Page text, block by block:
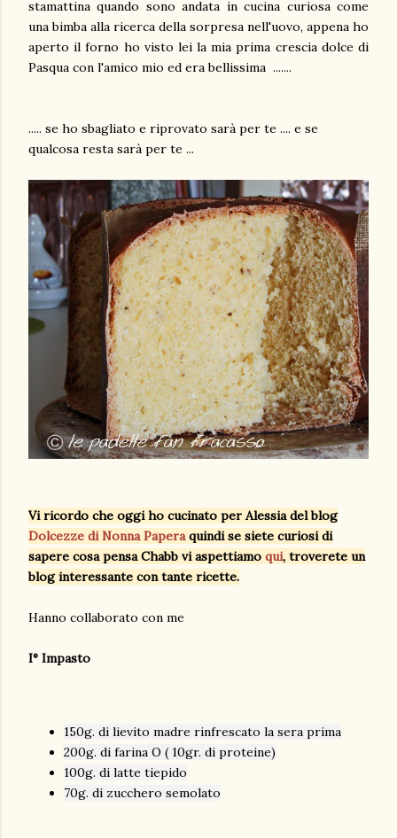
stamattina quando sono andata in cucina curiosa come
una bimba alla ricerca della sorpresa nell'uovo, appena ho
aperto il forno ho visto lei la mia prima crescia dolce di
Pasqua con l'amico mio ed era bellissima .......
..... se ho sbagliato e riprovato sarà per te .... e se
qualcosa resta sarà per te ...
Vi ricordo che oggi ho cucinato per Alessia del blog
Dolcezze di Nonna Paperaquindi se siete curiosi di
sapere cosa pensa Chabb vi aspettiamo qui, troverete un
blog interessante con tante ricette.
Hanno collaborato con me
I° Impasto
150g. di lievito madre rinfrescato la sera prima
200g. di farina O ( 10gr. di proteine)
100g. di latte tiepido
70g. di zucchero semolato